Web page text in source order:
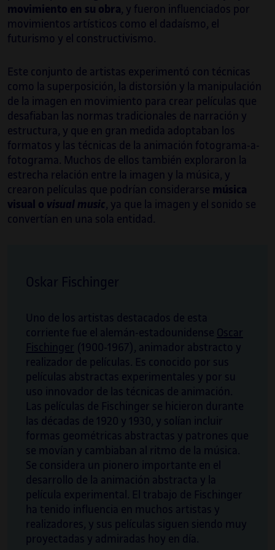
movimiento en su obra, y fueron influenciados por
movimientos artísticos como el dadaísmo, el
futurismo y el constructivismo.
Este conjunto de artistas experimentó con técnicas
como la superposición, la distorsión y la manipulación
de la imagen en movimiento para crear películas que
desafiaban las normas tradicionales de narración y
estructura, y que en gran medida adoptaban los
formatos y las técnicas de la animación fotograma-a-
fotograma. Muchos de ellos también exploraron la
estrecha relación entre la imagen y la música, y
crearon películas que podrían considerarse música
visual o visual music, ya que la imagen y el sonido se
convertían en una sola entidad.
Oskar Fischinger
Uno de los artistas destacados de esta
corriente fue el alemán-estadounidense Oscar
Fischinger (1900-1967), animador abstracto y
realizador de películas. Es conocido por sus
películas abstractas experimentales y por su
uso innovador de las técnicas de animación.
Las películas de Fischinger se hicieron durante
las décadas de 1920 y 1930, y solían incluir
formas geométricas abstractas y patrones que
se movían y cambiaban al ritmo de la música.
Se considera un pionero importante en el
desarrollo de la animación abstracta y la
película experimental. El trabajo de Fischinger
ha tenido influencia en muchos artistas y
realizadores, y sus películas siguen siendo muy
proyectadas y admiradas hoy en día.
Sus últimas colaboraciones han sido con
Ideal Barcelona y Layers of Reality, junto con
quienes ha sido responsable técnico de
supervisado y coordinado las exposiciones
inmersivas Gustav Kilmt y Tutankhamon, o
Frida Kahlo en Montreal.
Es profesor de la asignatura Video en
tiempo real del Máster de Innovación
Audiovisual e Interacción de BAU desde el
2018.
Santi Vilanova Ángeles
Graduado en diseño gráfico y apasionado
del arte sonoro, ha sabido combinar estas
dos disciplinas a través del catalizador de
las tecnologías creativas, de las que es
desarrollador autodidacta.